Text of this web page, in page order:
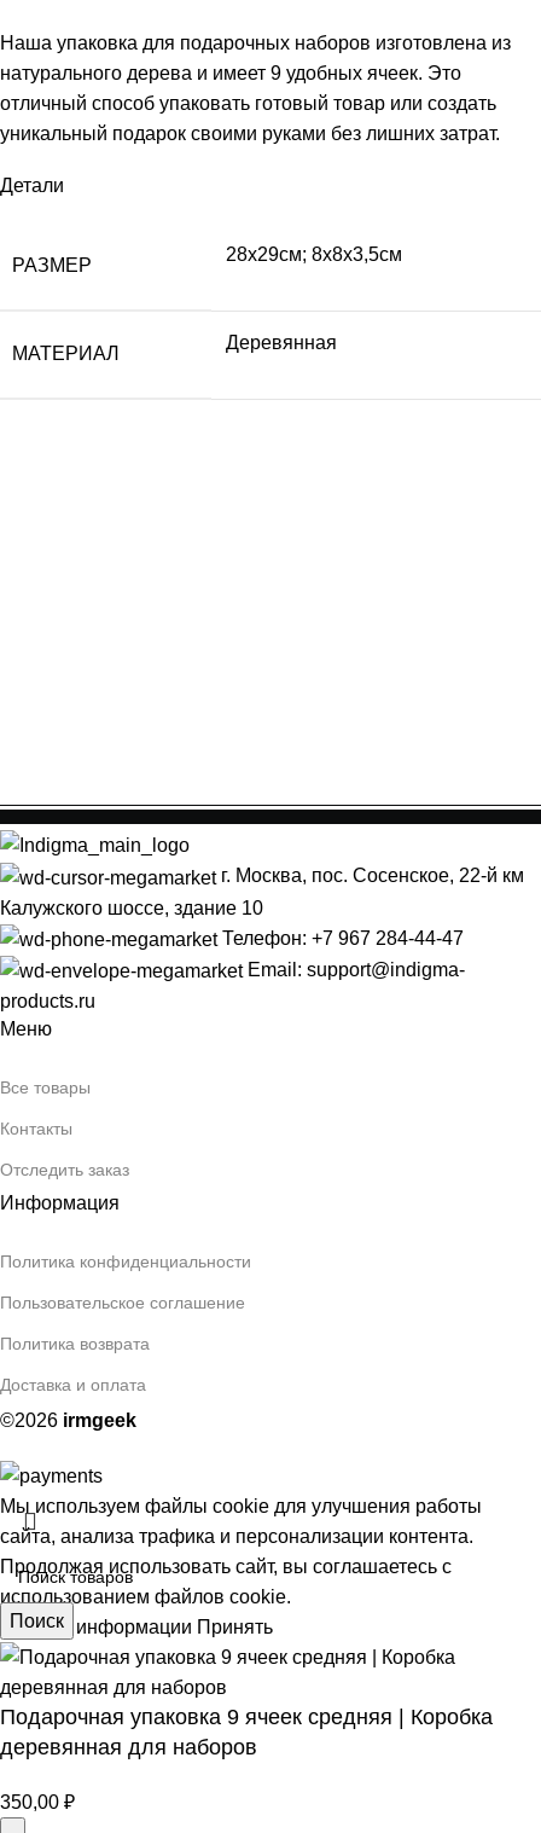
Наша упаковка для подарочных наборов изготовлена из
натурального дерева и имеет 9 удобных ячеек. Это
отличный способ упаковать готовый товар или создать
уникальный подарок своими руками без лишних затрат.
Детали
РАЗМЕР
28х29см; 8х8х3,5см
МАТЕРИАЛ
Деревянная
г. Москва, пос. Сосенское, 22-й км
Калужского шоссе, здание 10
Телефон: +7 967 284-44-47
Email: support@indigma-
products.ru
Меню
Все товары
Контакты
Отследить заказ
Информация
Политика конфиденциальности
Пользовательское соглашение
Политика возврата
Доставка и оплата
©2026 irmgeek
Поиск
Мы используем файлы cookie для улучшения работы
сайта, анализа трафика и персонализации контента.
Продолжая использовать сайт, вы соглашаетесь с
использованием файлов cookie.
Больше информации Принять
Подарочная упаковка 9 ячеек средняя | Коробка
деревянная для наборов
350,00 ₽